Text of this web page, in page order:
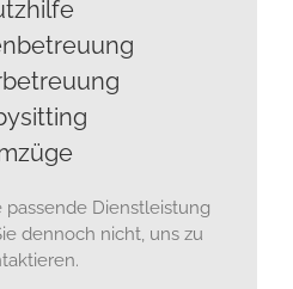
Dienstleistung
dennoch nicht, uns zu